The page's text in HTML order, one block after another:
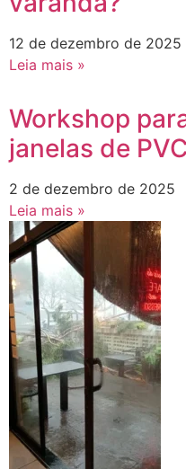
12 de dezembro de 2025
Leia mais »
Workshop
janelas de
2 de dezembro de 2025
Leia mais »